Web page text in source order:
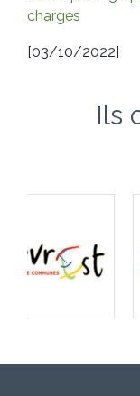
charges
[03/10/2022]
Ils